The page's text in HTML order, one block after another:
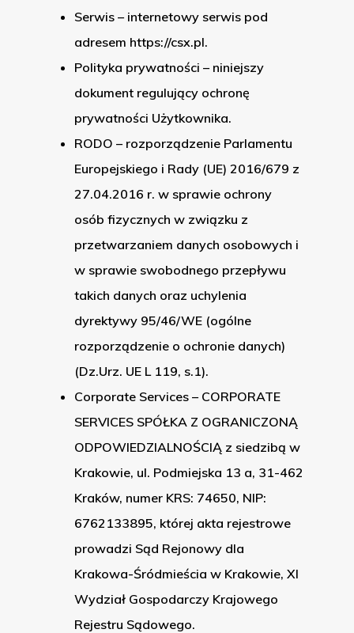
Serwis – internetowy serwis pod
adresem https://csx.pl.
Polityka prywatności – niniejszy
dokument regulujący ochronę
prywatności Użytkownika.
RODO – rozporządzenie Parlamentu
Europejskiego i Rady (UE) 2016/679 z
27.04.2016 r. w sprawie ochrony
osób fizycznych w związku z
przetwarzaniem danych osobowych i
w sprawie swobodnego przepływu
takich danych oraz uchylenia
dyrektywy 95/46/WE (ogólne
rozporządzenie o ochronie danych)
(Dz.Urz. UE L 119, s.1).
Corporate Services – CORPORATE
SERVICES SPÓŁKA Z OGRANICZONĄ
ODPOWIEDZIALNOŚCIĄ z siedzibą w
Krakowie, ul. Podmiejska 13 a, 31-462
Kraków, numer KRS: 74650, NIP:
6762133895, której akta rejestrowe
prowadzi Sąd Rejonowy dla
Krakowa-Śródmieścia w Krakowie, XI
Wydział Gospodarczy Krajowego
Rejestru Sądowego.